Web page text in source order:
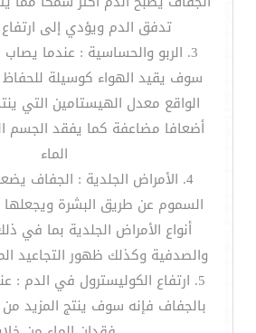
تدفق الدم ويؤدي إلى
3. الربو والحساسية : عندما
سوف يقيد الهواء كوسيلة
الواقع معدل الهيستامين التي
أضعافا مضاعفة كما يفقد الجسم
الماء
4. الأمراض الجلدية : الجفاف
السموم عن طريق البشرة ويجعلها
أنواع الأمراض الجلدية بما في
والصدفية وكذلك ظهور التجاعيد
5. ارتفاع الكوليسترول في الدم :
بالجفاف فإنه سوف ينتج المزيد من